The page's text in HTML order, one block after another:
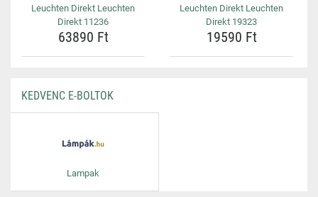
Leuchten Direkt Leuchten
Direkt 11236
63890 Ft
Leuchten Direkt Leuchten
Direkt 19323
19590 Ft
KEDVENC E-BOLTOK
Lampak